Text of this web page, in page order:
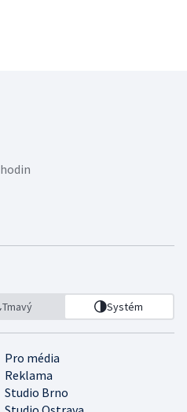
Tmavý Systém
Pro média
Reklama
Studio Brno